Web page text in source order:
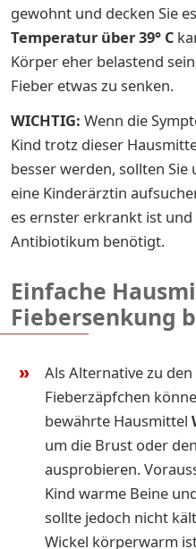
gewohnt und decken Sie
Temperatur über 39° C
Körper eher belastend
Fieber etwas zu senken.
WICHTIG: Wenn die
Kind trotz dieser
besser werden, sollten
eine Kinderärztin
es ernster erkrankt ist und
Antibiotikum benötigt.
Einfache
Fiebersenkung
Als Alternative zu
Fieberzäpfchen
bewährte Hausmittel
um die Brust oder
ausprobieren.
Kind warme Beine
sollte jedoch nicht
Wickel körperwarm